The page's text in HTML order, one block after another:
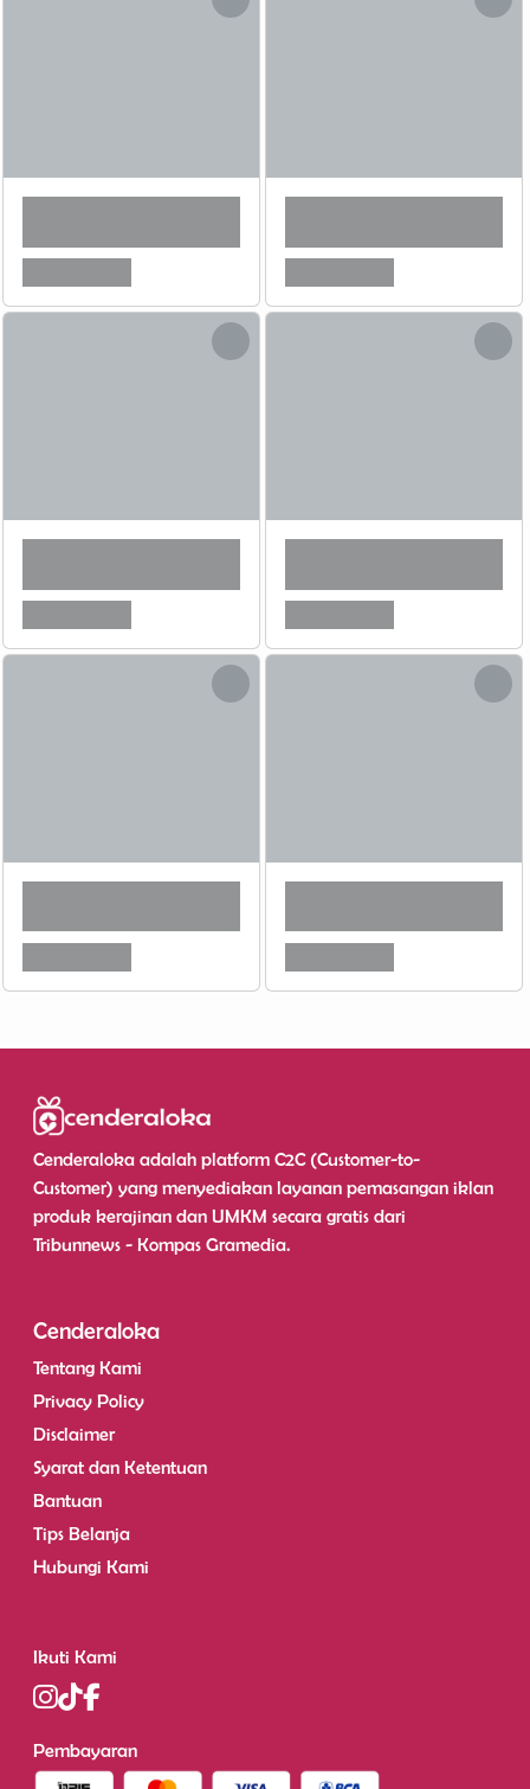
Cenderaloka adalah platform C2C (Customer-to-
Customer) yang menyediakan layanan pemasangan iklan
produk kerajinan dan UMKM secara gratis dari
Tribunnews - Kompas Gramedia.
Cenderaloka
Tentang Kami
Privacy Policy
Disclaimer
Syarat dan Ketentuan
Bantuan
Tips Belanja
Hubungi Kami
Ikuti Kami
Pembayaran